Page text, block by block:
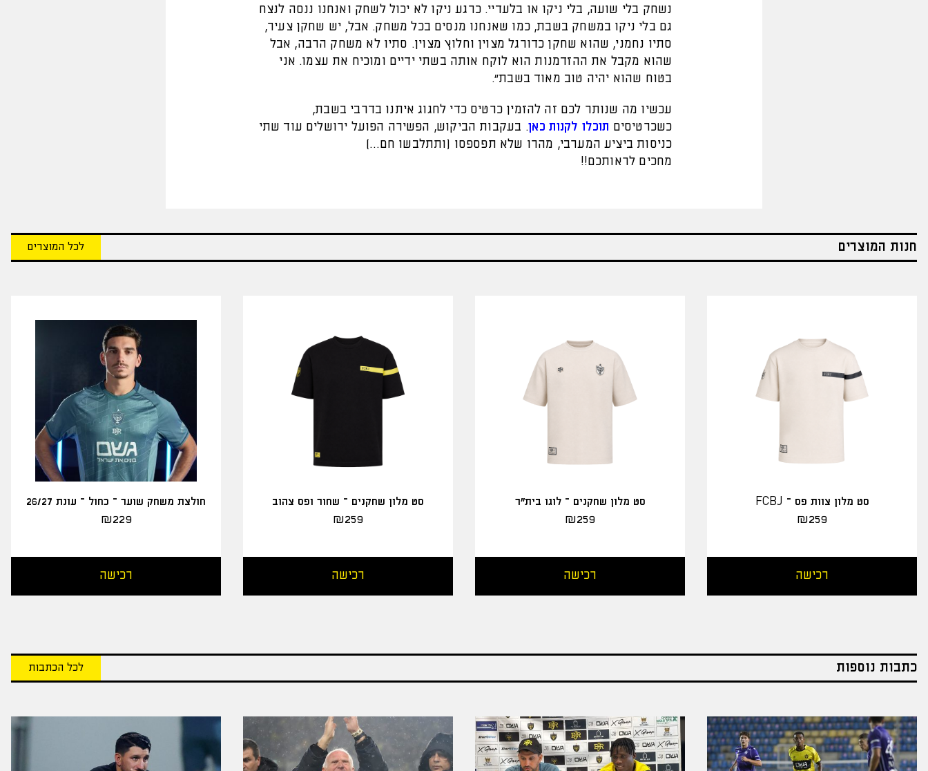
נשחק בלי שועה, בלי ניקו או בלעדיי. כרגע ניקו לא יכול לשחק ואנחנו ננסה לנצח
גם בלי ניקו במשחק בשבת, כמו שאנחנו מנסים בכל משחק. אבל, יש שחקן צעיר,
סתיו נחמני, שהוא שחקן כדורגל מצוין וחלוץ מצוין. סתיו לא משחק הרבה, אבל
שהוא מקבל את ההזדמנות הוא לוקח אותה בשתי ידיים ומוכיח את עצמו. אני
בטוח שהוא יהיה טוב מאוד בשבת".
עכשיו מה שנותר לכם זה להזמין כרטיס כדי לחגוג איתנו בדרבי בשבת,
כשכרטיסים תוכלו לקנות כאן. בעקבות הביקוש, הפשירה הפועל ירושלים עוד שתי
כניסות ביציע המערבי, מהרו שלא תפספסו (ותתלבשו חם…)
מחכים לראותכם!!
חנות המוצרים לכל המוצרים
סט מלון צוות פס – FCBJ
₪259
רכישה
סט מלון שחקנים – לוגו בית"ר
₪259
רכישה
סט מלון שחקנים – שחור ופס צהוב
₪259
רכישה
חולצת משחק שוער – כחול – עונת 26/27
₪229
רכישה
כתבות נוספות לכל הכתבות